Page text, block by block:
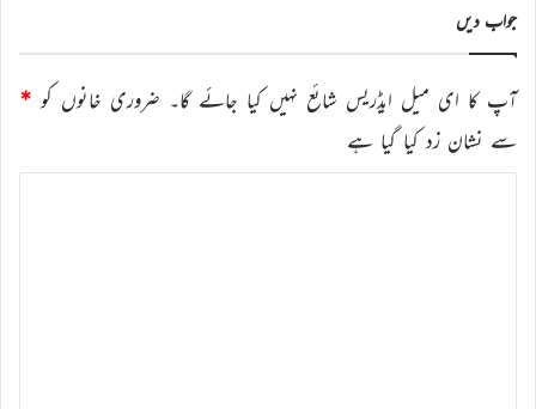
جواب دیں
آپ کا ای میل ایڈریس شائع نہیں کیا جائے گا۔ ضروری خانوں کو *
سے نشان زد کیا گیا ہے